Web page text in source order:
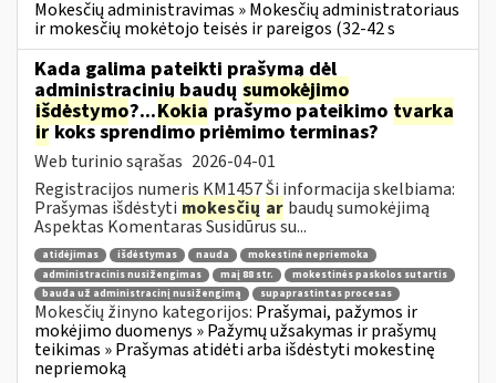
Mokesčių administravimas » Mokesčių administratoriaus
ir mokesčių mokėtojo teisės ir pareigos (32-42 s
Kada galima pateikti prašymą dėl
administracinių baudų sumokėjimo
išdėstymo?...Kokia prašymo pateikimo tvarka
irkoks sprendimo priėmimo terminas?
Web turinio sąrašas 2026-04-01
Registracijos numeris KM1457 Ši informacija skelbiama:
Prašymas išdėstyti mokesčių ar baudų sumokėjimą
Aspektas Komentaras Susidūrus su...
atidėjimas išdėstymas nauda
mokestinė nepriemoka
administracinis nusižengimas
maį 88 str.
mokestinės paskolos sutartis
bauda už administracinį nusižengimą
supaprastintas procesas
Mokesčių žinyno kategorijos: Prašymai, pažymos ir
mokėjimo duomenys » Pažymų užsakymas ir prašymų
teikimas » Prašymas atidėti arba išdėstyti mokestinę
nepriemoką